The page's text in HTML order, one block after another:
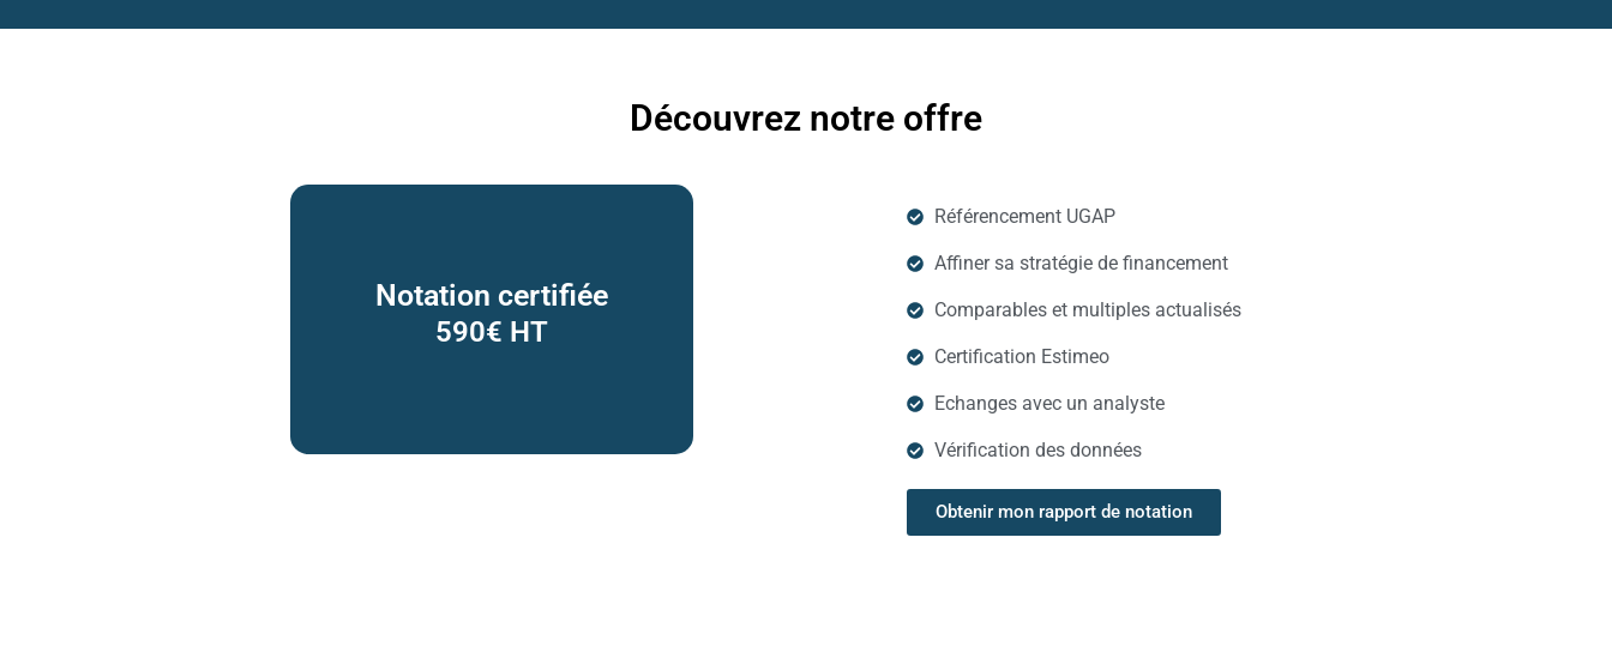
Découvrez notre offre
Notation certifiée
590€ HT
Référencement UGAP
Affiner sa stratégie de financement
Comparables et multiples actualisés
Certification Estimeo
Echanges avec un analyste
Vérification des données
Obtenir mon rapport de notation